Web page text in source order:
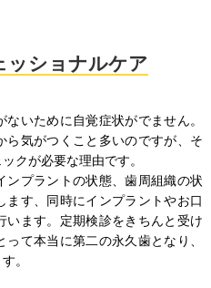
ッショナルケア
いために自覚症状がでません。
ら気がつくこと多いのですが、そ
クが必要な理由です。
プラントの状態、歯周組織の状
す、同時にインプラントやお口
ます。定期検診をきちんと受け
て本当に第二の永久歯となり、
。